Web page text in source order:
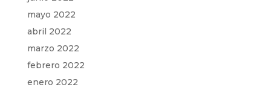
mayo 2022
abril 2022
marzo 2022
febrero 2022
enero 2022